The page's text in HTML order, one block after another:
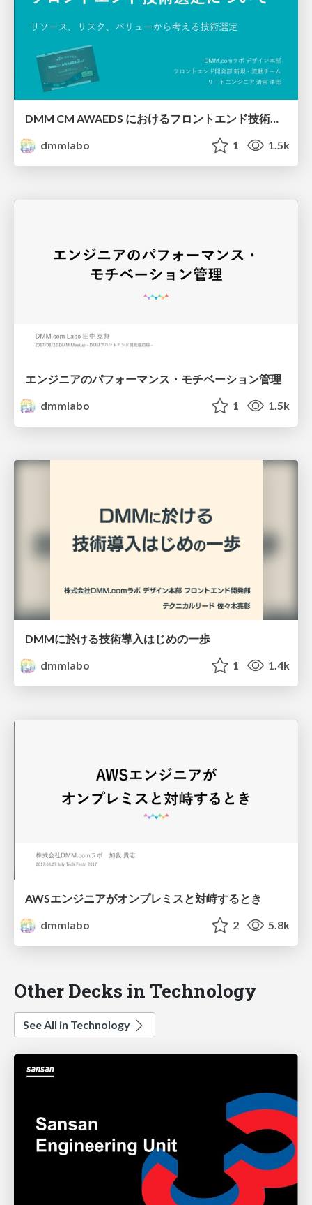
DMM CM AWAEDS におけるフロントエンド技術選定について
dmmlabo
1 1.5k
エンジニアのパフォーマンス・モチベーション管理
dmmlabo
1 1.5k
DMMに於ける技術導入はじめの一歩
dmmlabo
1 1.4k
AWSエンジニアがオンプレミスと対峙するとき
dmmlabo
2 5.8k
Other Decks in Technology
See All in Technology